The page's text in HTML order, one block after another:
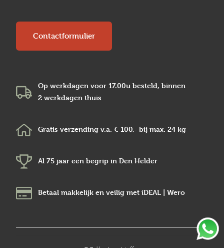
Contactformulier
Op werkdagen voor 17.00u besteld, binnen
2 werkdagen thuis
Gratis verzending v.a. € 100,- bij max. 24 kg
Al 75 jaar een begrip in Den Helder
Betaal makkelijk en veilig met iDEAL | Wero